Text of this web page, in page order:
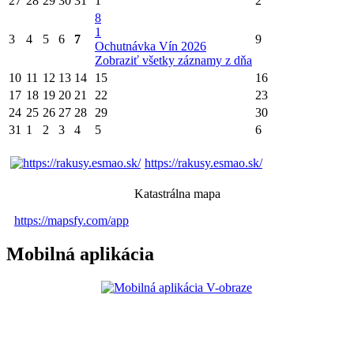
3 4 5 6 7
8
1
Ochutnávka Vín 2026
Zobraziť všetky záznamy z dňa
9
10 11 12 13 14 15
16
17 18 19 20 21 22
23
24 25 26 27 28 29
30
31 1 2 3 4 5 6
https://rakusy.esmao.sk/
Katastrálna mapa
https://mapsfy.com/app
Mobilná aplikácia